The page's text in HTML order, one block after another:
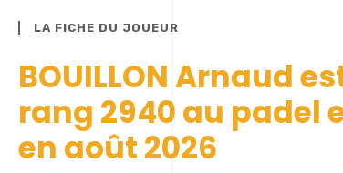
LA FICHE DU JOUEUR
BOUILLON Arnaud
rang 2940 au padel
en août 2026